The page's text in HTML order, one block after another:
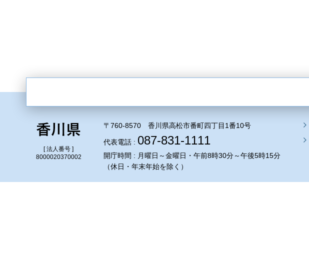
[ 法人番号 ]
8000020370002
〒760-8570 香川県高松市番町四丁目1番10号
代表電話 : 087-831-1111
開庁時間 : 月曜日～金曜日・午前8時30分～午後5時15分
（休日・年末年始を除く）